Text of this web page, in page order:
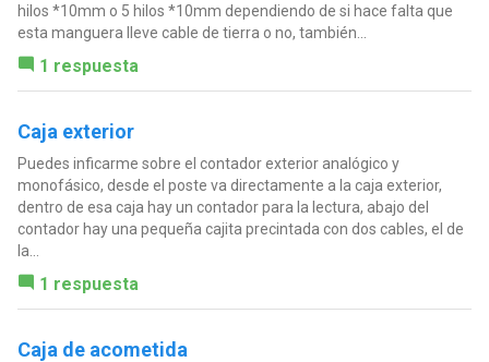
hilos *10mm o 5 hilos *10mm dependiendo de si hace falta que
esta manguera lleve cable de tierra o no, también...
1 respuesta
Caja exterior
Puedes inficarme sobre el contador exterior analógico y
monofásico, desde el poste va directamente a la caja exterior,
dentro de esa caja hay un contador para la lectura, abajo del
contador hay una pequeña cajita precintada con dos cables, el de
la...
1 respuesta
Caja de acometida